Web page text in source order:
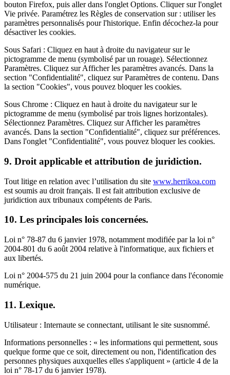
bouton Firefox, puis aller dans l'onglet Options. Cliquer sur l'onglet
Vie privée. Paramétrez les Règles de conservation sur : utiliser les
paramètres personnalisés pour l'historique. Enfin décochez-la pour
désactiver les cookies.
Sous Safari : Cliquez en haut à droite du navigateur sur le
pictogramme de menu (symbolisé par un rouage). Sélectionnez
Paramètres. Cliquez sur Afficher les paramètres avancés. Dans la
section "Confidentialité", cliquez sur Paramètres de contenu. Dans
la section "Cookies", vous pouvez bloquer les cookies.
Sous Chrome : Cliquez en haut à droite du navigateur sur le
pictogramme de menu (symbolisé par trois lignes horizontales).
Sélectionnez Paramètres. Cliquez sur Afficher les paramètres
avancés. Dans la section "Confidentialité", cliquez sur préférences.
Dans l'onglet "Confidentialité", vous pouvez bloquer les cookies.
9. Droit applicable et attribution de juridiction.
Tout litige en relation avec l’utilisation du site www.herrikoa.com
est soumis au droit français. Il est fait attribution exclusive de
juridiction aux tribunaux compétents de Paris.
10. Les principales lois concernées.
Loi n° 78-87 du 6 janvier 1978, notamment modifiée par la loi n°
2004-801 du 6 août 2004 relative à l'informatique, aux fichiers et
aux libertés.
Loi n° 2004-575 du 21 juin 2004 pour la confiance dans l'économie
numérique.
11. Lexique.
Utilisateur : Internaute se connectant, utilisant le site susnommé.
Informations personnelles : « les informations qui permettent, sous
quelque forme que ce soit, directement ou non, l'identification des
personnes physiques auxquelles elles s'appliquent » (article 4 de la
loi n° 78-17 du 6 janvier 1978).